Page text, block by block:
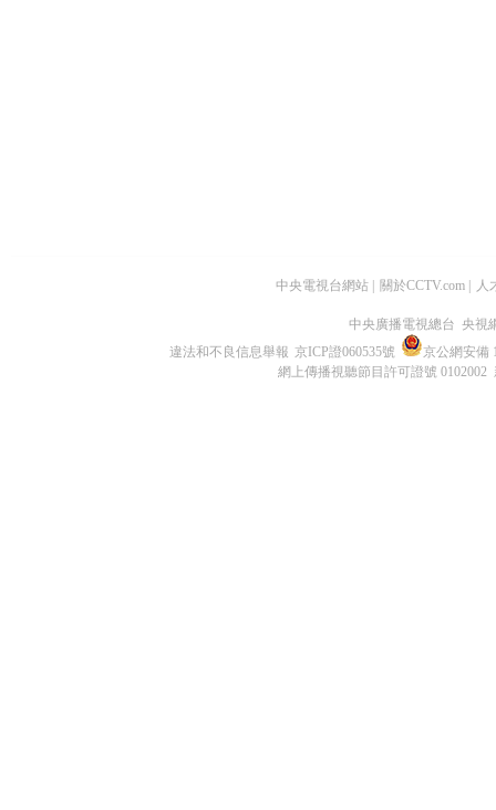
中央電視台網站 關於CCTV.com 人
中央廣播電視總台 央視
違法和不良信息舉報 京ICP證060535號
京公網安備
網上傳播視聽節目許可證號 0102002